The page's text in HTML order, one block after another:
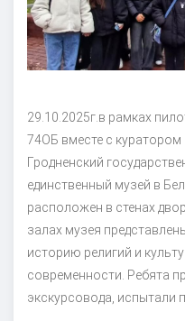
29.10.2025г.в рамках
74ОБ вместе с
Гродненский
единственный музей в
расположен в стенах
залах музея
историю религий и
современности. Ребята
экскурсовода, испытали